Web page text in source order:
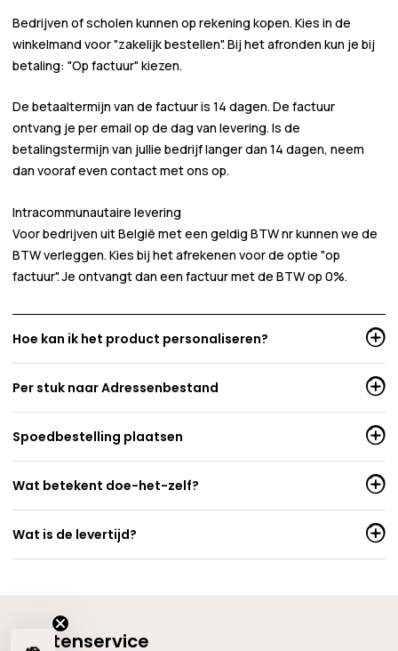
Bedrijven of scholen kunnen op rekening kopen. Kies in de
winkelmand voor"zakelijk bestellen". Bij het afronden kun je bij
betaling: "Op factuur" kiezen.
De betaaltermijn van de factuur is 14 dagen. De factuur
ontvang je per email op de dag van levering. Is de
betalingstermijn van jullie bedrijf langer dan 14 dagen, neem
dan vooraf even contact met ons op.
Intracommunautaire levering
Voor bedrijven uit België met een geldig BTW nr kunnen we de
BTW verleggen. Kies bij het afrekenen voor de optie "op
factuur". Je ontvangt dan een factuur met de BTW op 0%.
Hoe kan ik het product personaliseren?
Per stuk naar Adressenbestand
Spoedbestelling plaatsen
Wat betekent doe-het-zelf?
Wat is de levertijd?
Klantenservice